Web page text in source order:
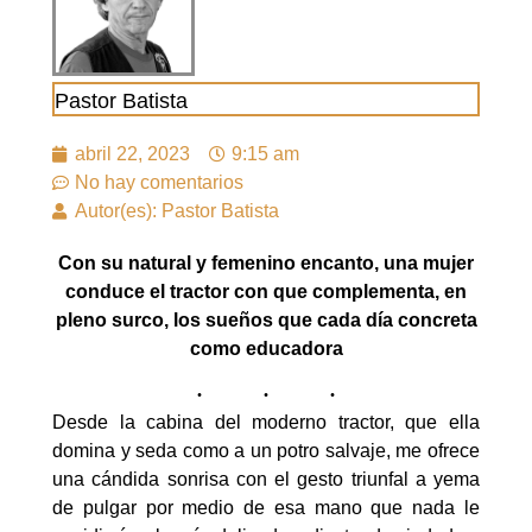
Pastor Batista
abril 22, 2023
9:15 am
No hay comentarios
Autor(es): Pastor Batista
Con su natural y femenino encanto, una mujer
conduce el tractor con que complementa, en
pleno surco, los sueños que cada día concreta
como educadora
Desde la cabina del moderno tractor, que ella
domina y seda como a un potro salvaje, me ofrece
una cándida sonrisa con el gesto triunfal a yema
de pulgar por medio de esa mano que nada le